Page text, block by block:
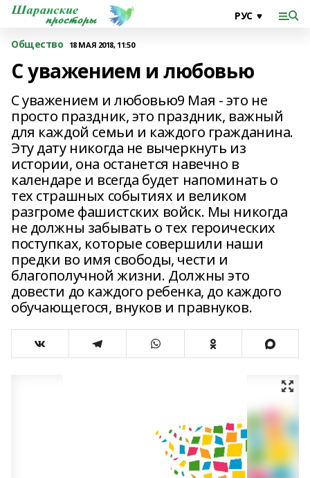
Общество 18 МАЯ 2018, 11:50
С уважением и любовью
С уважением и любовью9 Мая - это не
просто праздник, это праздник, важный
для каждой семьи и каждого гражданина.
Эту дату никогда не вычеркнуть из
истории, она останется навечно в
календаре и всегда будет напоминать о
тех страшных событиях и великом
разгроме фашистских войск. Мы никогда
не должны забывать о тех героических
поступках, которые совершили наши
предки во имя свободы, чести и
благополучной жизни. Должны это
довести до каждого ребенка, до каждого
обучающегося, внуков и правнуков.